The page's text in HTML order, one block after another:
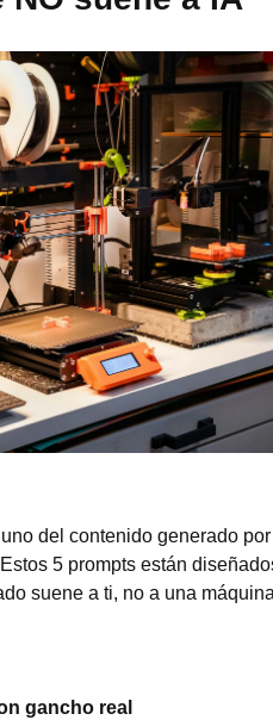
del contenido generado por
5 prompts están
suene a ti, no a una
gancho real